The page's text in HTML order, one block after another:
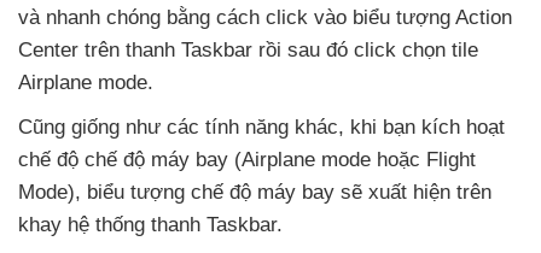
và nhanh chóng bằng cách click vào biểu tượng Action
Center trên thanh Taskbar rồi sau đó click chọn tile
Airplane mode.
Cũng giống như các tính năng khác, khi bạn kích hoạt
chế độ chế độ máy bay (Airplane mode hoặc Flight
Mode), biểu tượng chế độ máy bay sẽ xuất hiện trên
khay hệ thống thanh Taskbar.